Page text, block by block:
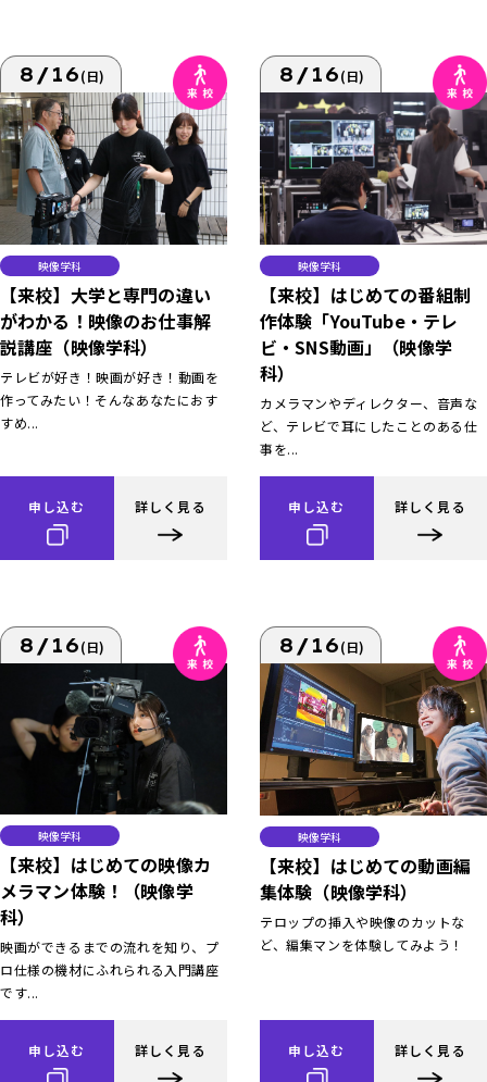
8/16(日)
映像学科
【来校】大学と専門の違い
がわかる！映像のお仕事解
説講座（映像学科）
テレビが好き！映画が好き！動画を
作ってみたい！そんなあなたにおす
すめ...
申し込む 詳しく見る
8/16(日)
映像学科
【来校】はじめての番組制
作体験「YouTube・テレ
ビ・SNS動画」（映像学
科）
カメラマンやディレクター、音声な
ど、テレビで耳にしたことのある仕
事を...
申し込む 詳しく見る
8/16(日)
映像学科
【来校】はじめての映像カ
メラマン体験！（映像学
科）
映画ができるまでの流れを知り、プ
ロ仕様の機材にふれられる入門講座
です...
申し込む 詳しく見る
8/16(日)
映像学科
【来校】はじめての動画編
集体験（映像学科）
テロップの挿入や映像のカットな
ど、編集マンを体験してみよう！
申し込む 詳しく見る